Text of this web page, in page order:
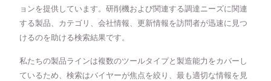
ョンを提供しています。研削機および関連する調達ニーズに関連
する製品、カテゴリ、会社情報、更新情報を訪問者が迅速に見つ
けるのを助ける検索結果です。
私たちの製品ラインは複数のツールタイプと製造能力をカバーし
ているため、検索はバイヤーが焦点を絞り、最も適切な情報を見